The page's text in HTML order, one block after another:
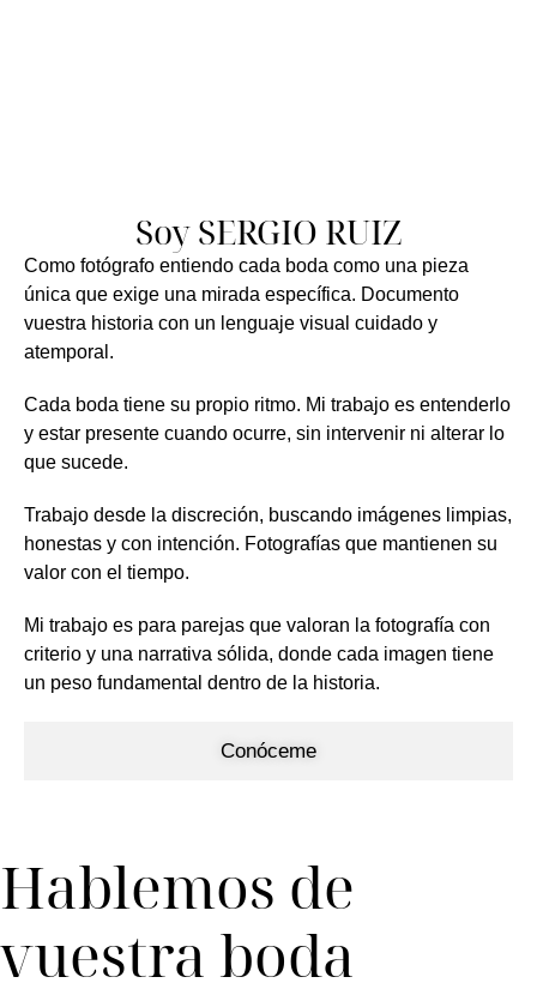
Soy SERGIO RUIZ
Como fotógrafo entiendo cada boda como una pieza
única que exige una mirada específica. Documento
vuestra historia con un lenguaje visual cuidado y
atemporal.
Cada boda tiene su propio ritmo. Mi trabajo es entenderlo
y estar presente cuando ocurre, sin intervenir ni alterar lo
que sucede.
Trabajo desde la discreción, buscando imágenes limpias,
honestas y con intención. Fotografías que mantienen su
valor con el tiempo.
Mi trabajo es para parejas que valoran la fotografía con
criterio y una narrativa sólida, donde cada imagen tiene
un peso fundamental dentro de la historia.
Conóceme
Hablemos de
vuestra boda